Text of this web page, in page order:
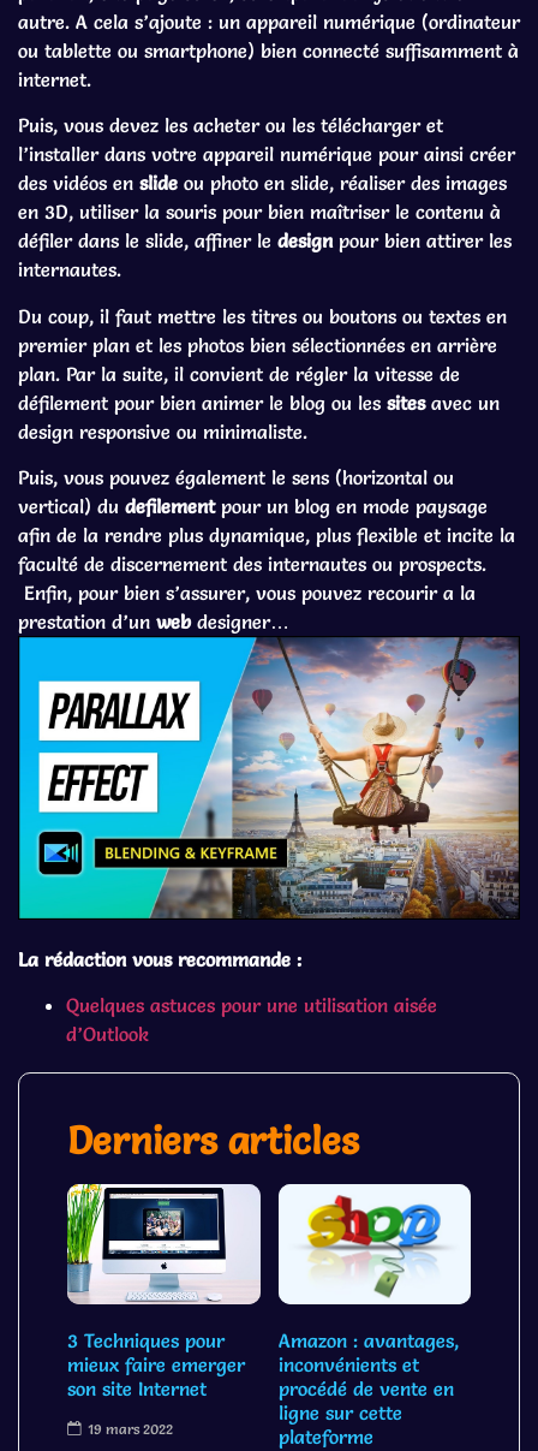
Derniers articles
3 Techniques pour
mieux faire emerger
son site Internet
19 mars 2022
Amazon : avantages,
inconvénients et
procédé de vente en
ligne sur cette
plateforme
autre. A cela s’ajoute : un appareil numérique (ordinateur
ou tablette ou smartphone) bien connecté suffisamment à
internet.
Puis, vous devez les acheter ou les télécharger et
l’installer dans votre appareil numérique pour ainsi créer
des vidéos en slide ou photo en slide, réaliser des images
en 3D, utiliser la souris pour bien maîtriser le contenu à
défiler dans le slide, affiner le designpour bien attirer les
internautes.
Du coup, il faut mettre les titres ou boutons ou textes en
premier plan et les photos bien sélectionnées en arrière
plan. Par la suite, il convient de régler la vitesse de
défilement pour bien animer le blog ou les sitesavec un
design responsive ou minimaliste.
Puis, vous pouvez également le sens (horizontal ou
vertical) du defilementpour un blog en mode paysage
afin de la rendre plus dynamique, plus flexible et incite la
faculté de discernement des internautes ou prospects.
Enfin, pour bien s’assurer, vous pouvez recourir a la
prestation d’un web designer…
La rédaction vous recommande :
Quelques astuces pour une utilisation aisée
d’Outlook